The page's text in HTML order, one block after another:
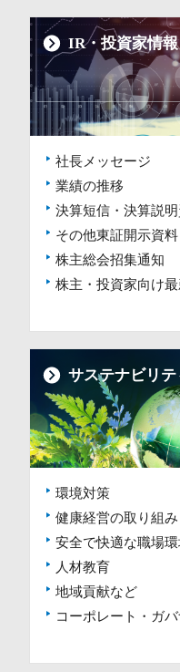
IR・投資家情報
社長メッセージ
業績の推移
決算短信・決算説
その他東証開示資料
株主総会招集通知
株主・投資家向け
サステナビリ
環境対策
健康経営の取り組み
安全で快適な職場環
人材教育
地域貢献など
コーポレート・ガ